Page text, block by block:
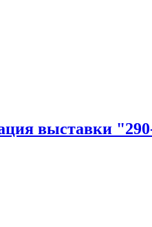
выставки